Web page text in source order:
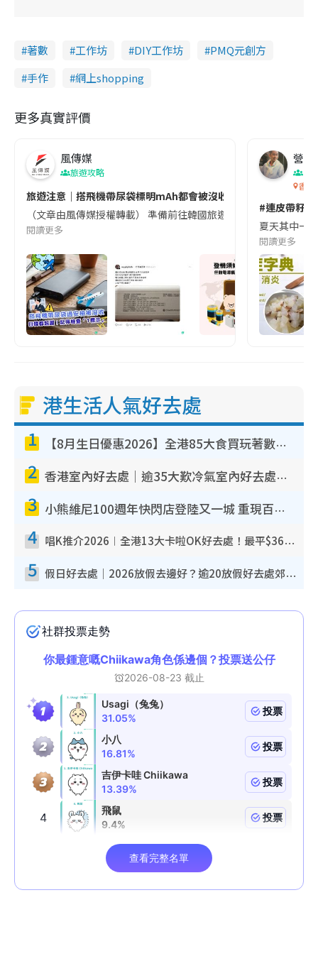
著數 工作坊 DIY工作坊
PMQ元創方
手作
網上shopping
更多真實評價
風傳媒
旅遊攻略
旅遊注意｜搭飛機帶尿袋標明mAh都會被沒收😱出發前切記檢查
（文章由風傳媒授權轉載） 準備前往韓國旅遊的民眾，近期要
閱讀更多
營養
香港
#連皮帶籽
夏天其中一
閱讀更多
港生活人氣好去處
1 【8月生日優惠2026】全港85大食買玩著數攻略 自助餐/火鍋放題同行免費＋誠品/DONKI送現金券
2 香港室內好去處｜逾35大歎冷氣室內好去處推介 室內活動免費避雨無懼落雨
3 小熊維尼100週年快閃店登陸又一城 重現百畝森林經典場景／獨家限定盲盒登場／專屬DIY香水
4 唱K推介2026︱全港13大卡啦OK好去處！最平$36起 日文K都有！(附地址+收費詳情)
5 假日好去處｜2026放假去邊好？逾20放假好去處郊外/秘景 休閒半日或一日遊